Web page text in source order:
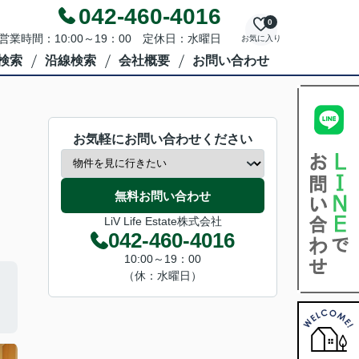
042-460-4016
業時間：10:00～19：00 定休日：水曜日 お気に入り
0
索 沿線検索 会社概要 お問い合わせ
お気軽にお問い合わせください
無料お問い合わせ
LiV Life Estate株式会社
042-460-4016
10:00～19：00
（休：水曜日）